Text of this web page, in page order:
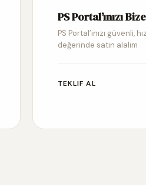
PS Portal’ınızı
PS Portal’ınızı güvenli,
değerinde satın alalım
TEKLIF AL